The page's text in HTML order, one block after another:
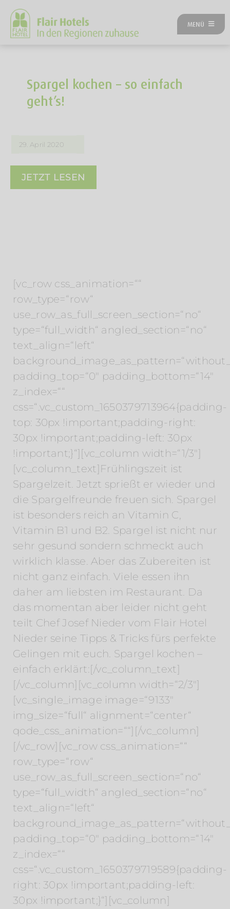
Zum
Inhalt
springen
MENÜ
UNSERE HOTELS
Spargel kochen – so einfach
geht’s!
29. April 2020
JETZT LESEN
[vc_row css_animation=““
row_type=“row“
use_row_as_full_screen_section=“no“
type=“full_width“ angled_section=“no“
text_align=“left“
padding_top=“0″ padding_bottom=“14″
z_index=““
css=“.vc_custom_1650379713964{padding-
top: 30px !important;padding-right:
30px !important;padding-left: 30px
!important;}“][vc_column width=“1/3″]
[vc_column_text]Frühlingszeit ist
Spargelzeit. Jetzt sprießt er wieder und
die Spargelfreunde freuen sich. Spargel
ist besonders reich an Vitamin C,
Vitamin B1 und B2. Spargel ist nicht nur
sehr gesund sondern schmeckt auch
wirklich klasse. Aber das Zubereiten ist
nicht ganz einfach. Viele essen ihn
daher am liebsten im Restaurant. Da
das momentan aber leider nicht geht
teilt Chef Josef Nieder vom Flair Hotel
Nieder seine Tipps & Tricks fürs perfekte
Gelingen mit euch. Spargel kochen –
einfach erklärt:[/vc_column_text]
[/vc_column][vc_column width=“2/3″]
[vc_single_image image=“9133″
img_size=“full“ alignment=“center“
qode_css_animation=““][/vc_column]
[/vc_row][vc_row css_animation=““
row_type=“row“
use_row_as_full_screen_section=“no“
type=“full_width“ angled_section=“no“
text_align=“left“
padding_top=“0″ padding_bottom=“14″
z_index=““
css=“.vc_custom_1650379719589{padding-
right: 30px !important;padding-left:
30px !important;}“][vc_column]